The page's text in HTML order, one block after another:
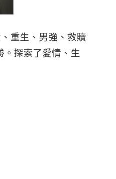
重生、男強、救贖
。探索了愛情、生